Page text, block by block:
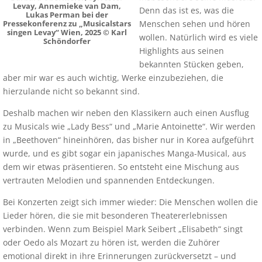
Levay, Annemieke van Dam,
Lukas Perman bei der
Pressekonferenz zu „Musicalstars
singen Levay“ Wien, 2025 © Karl
Schöndorfer
Denn das ist es, was die
Menschen sehen und hören
wollen. Natürlich wird es viele
Highlights aus seinen
bekannten Stücken geben,
aber mir war es auch wichtig, Werke einzubeziehen, die
hierzulande nicht so bekannt sind.
Deshalb machen wir neben den Klassikern auch einen Ausflug
zu Musicals wie „Lady Bess“ und „Marie Antoinette“. Wir werden
in „Beethoven“ hineinhören, das bisher nur in Korea aufgeführt
wurde, und es gibt sogar ein japanisches Manga-Musical, aus
dem wir etwas präsentieren. So entsteht eine Mischung aus
vertrauten Melodien und spannenden Entdeckungen.
Bei Konzerten zeigt sich immer wieder: Die Menschen wollen die
Lieder hören, die sie mit besonderen Theatererlebnissen
verbinden. Wenn zum Beispiel Mark Seibert „Elisabeth“ singt
oder Oedo als Mozart zu hören ist, werden die Zuhörer
emotional direkt in ihre Erinnerungen zurückversetzt – und